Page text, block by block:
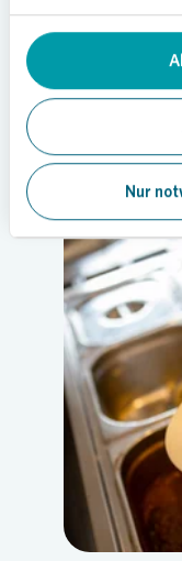
Nur
Symbolische
GLADBECK